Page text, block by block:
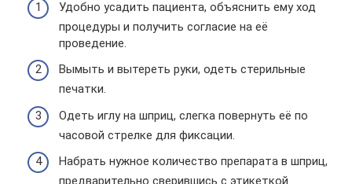
Удобно усадить пациента, объяснить ему ход
процедуры и получить согласие на её
проведение.
Вымыть и вытереть руки, одеть стерильные
печатки.
Одеть иглу на шприц, слегка повернуть её по
часовой стрелке для фиксации.
Набрать нужное количество препарата в шприц,
предварительно сверившись с этикеткой